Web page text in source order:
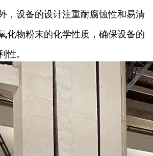
，设备的设计注重耐腐蚀性和易清
化物粉末的化学性质，确保设备的
性。